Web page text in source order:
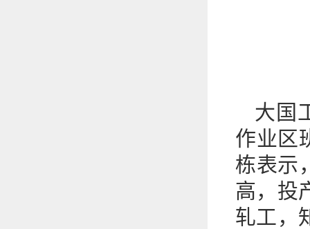
大国
作业区
栋表示
高，投
轧工，